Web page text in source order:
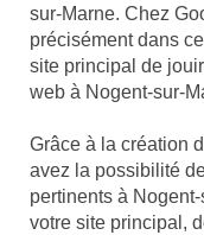
sur-Marne. Chez
précisément dans
site principal de
web à Nogent-sur-
Grâce à la création
avez la possibilité
pertinents à
votre site principal,